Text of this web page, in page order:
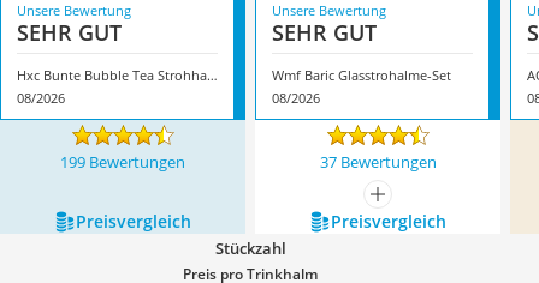
Unsere Bewertung
SEHR GUT
Hxc Bunte Bubble Tea Strohhalme
08/2026
Unsere Bewertung
SEHR GUT
Wmf Baric Glasstrohalme-Set
08/2026
199 Bewertungen 37 Bewertungen
mehr anzeigen
Preis­vergleich
Preis­vergleich
Stückzahl
Preis pro Trinkhalm